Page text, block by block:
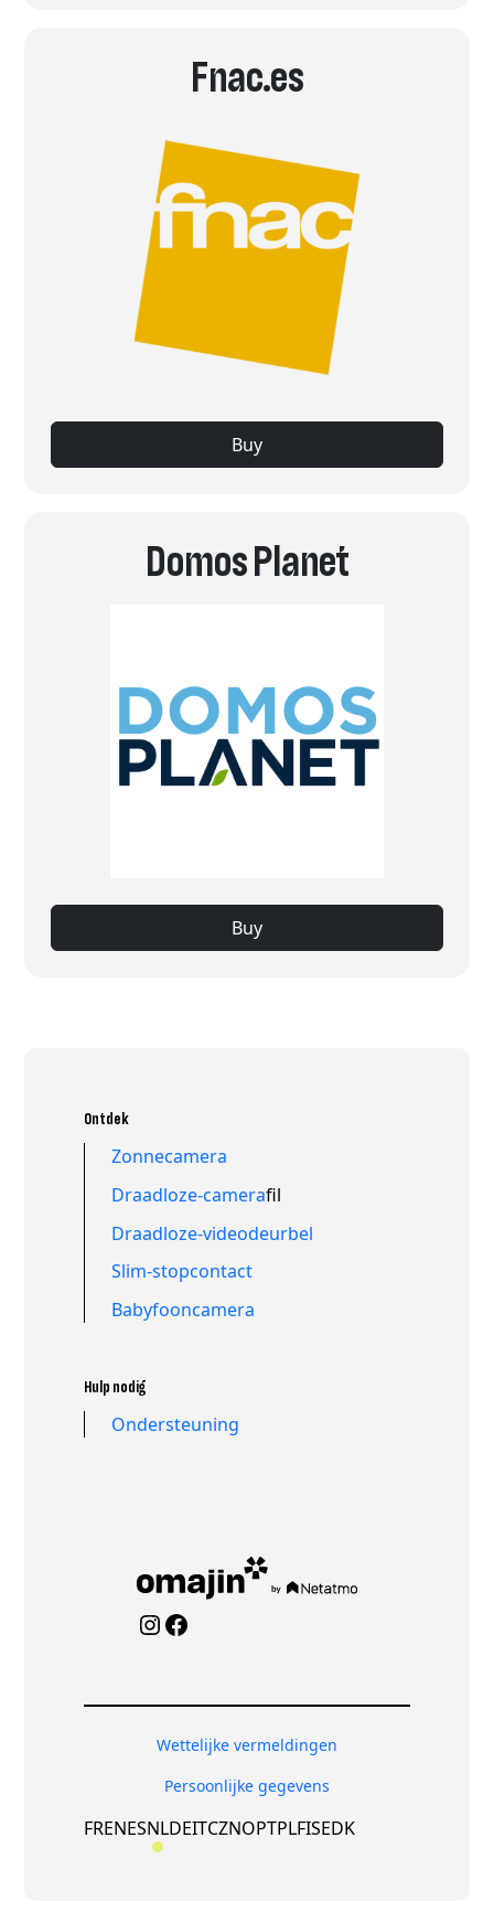
Fnac.es
Buy
Domos Planet
Buy
Ontdek
Zonnecamera
Draadloze-camerafil
Draadloze-videodeurbel
Slim-stopcontact
Babyfooncamera
Hulp nodig
Ondersteuning
Instagram
Facebook
Wettelijke vermeldingen
Persoonlijke gegevens
FRENESNLDEITCZNOPTPLFISEDK